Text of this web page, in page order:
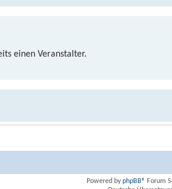
einen Veranstalter.
gleiche Termine, aber dufte, wenn
Powered byphpBB® Forum